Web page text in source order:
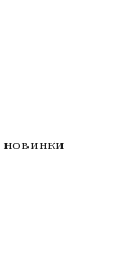
новинки